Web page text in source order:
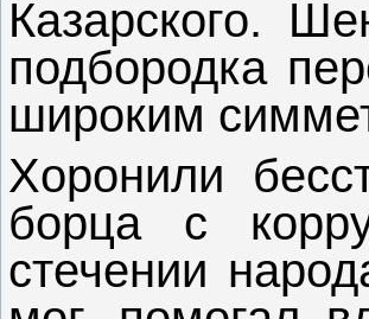
Казарского.
подбородка
широким
Хоронили
борца с
стечении